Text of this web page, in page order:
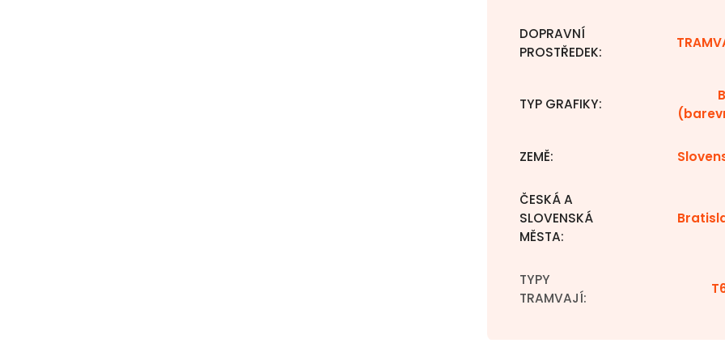
DOPRAVNÍ
PROSTŘEDEK:
TYP GRAFIKY:
ZEMĚ:
ČESKÁ A
SLOVENSKÁ
MĚSTA:
TYPY
TRAMVAJÍ: